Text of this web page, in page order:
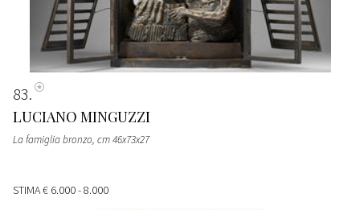
83
LUCIANO MINGUZZI
La famiglia bronzo, cm 46x73x27
STIMA€ 6.000 - 8.000